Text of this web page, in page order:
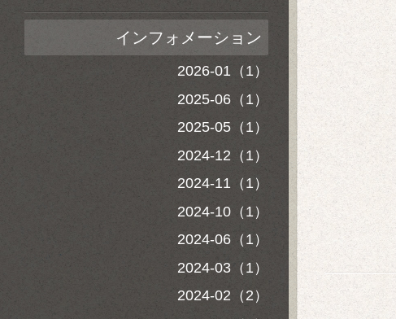
インフォメーション
2026-01（1）
2025-06（1）
2025-05（1）
2024-12（1）
2024-11（1）
2024-10（1）
2024-06（1）
2024-03（1）
2024-02（2）